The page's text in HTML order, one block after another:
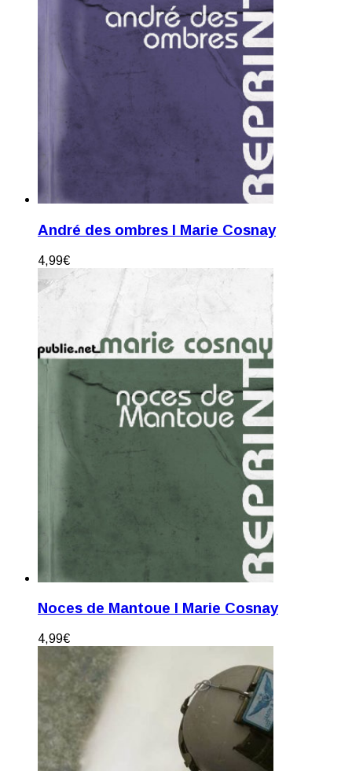
André des ombres I Marie Cosnay
4,99€
Noces de Mantoue I Marie Cosnay
4,99€